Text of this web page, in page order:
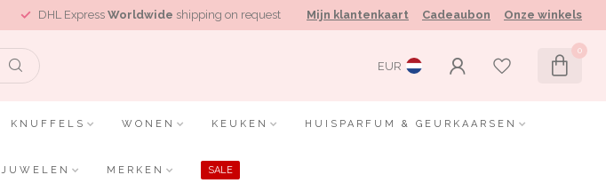
DHL Express Worldwide shipping on request Mijn klantenkaart Cadeaubon Onze winkels
EUR
0
KNUFFELS WONEN KEUKEN HUISPARFUM & GEURKAARSEN
JUWELEN MERKEN SALE